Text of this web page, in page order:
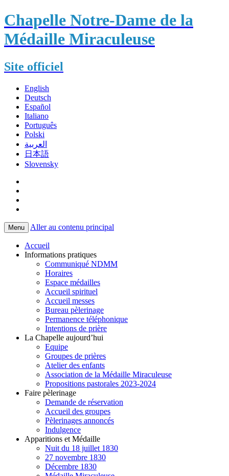
Chapelle Notre-Dame de la
Médaille Miraculeuse
Site officiel
English
Deutsch
Español
Italiano
Português
Polski
العربية
日本語
Slovensky
Menu Aller au contenu principal
Accueil
Informations pratiques
Communiqué NDMM
Horaires
Espace médailles
Accueil spirituel
Accueil messes
Bureau pèlerinage
Permanence téléphonique
Intentions de prière
La Chapelle aujourd’hui
Equipe
Groupes de prières
Atelier des enfants
Association de la Médaille Miraculeuse
Propositions pastorales 2023-2024
Faire pèlerinage
Demande de réservation
Accueil des groupes
Pèlerinages annoncés
Indulgence
Apparitions et Médaille
Nuit du 18 juillet 1830
27 novembre 1830
Décembre 1830